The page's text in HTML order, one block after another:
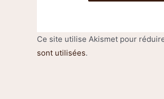
Ce site utilise Akismet pour
sont utilisées.